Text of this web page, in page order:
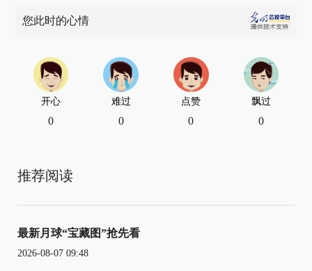
您此时的心情
开心
0
难过
0
点赞
0
飘过
0
推荐阅读
最新月球“宝藏图”抢先看
2026-08-07 09:48